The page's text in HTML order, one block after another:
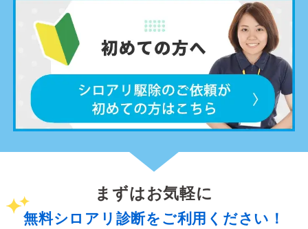
まずはお気軽に
無料シロアリ診断をご利用ください！